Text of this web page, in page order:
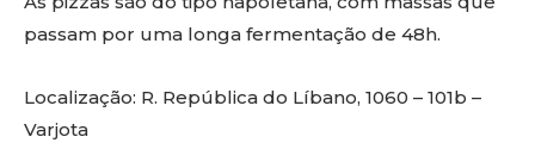
passam por uma longa fermentação de 48h.
Localização: R. República do Líbano, 1060 – 101b –
Varjota